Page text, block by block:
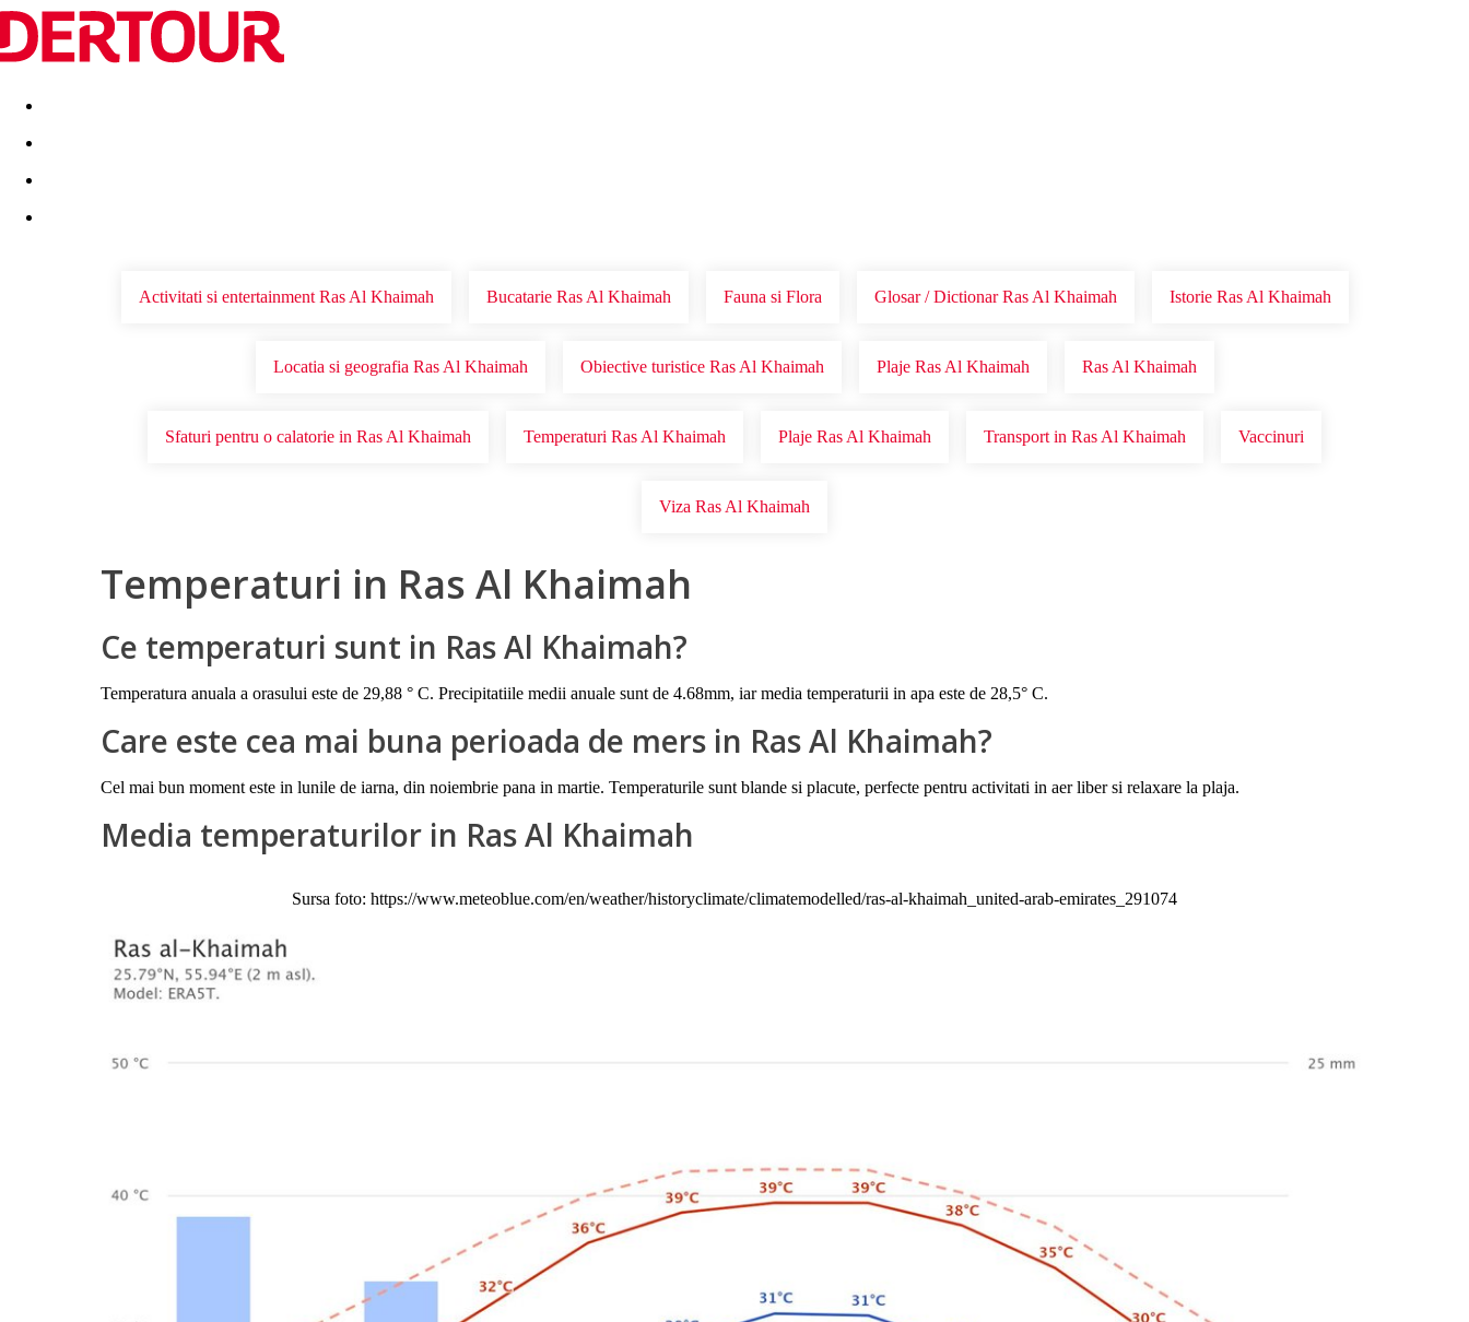
Destinatii Vacanta perfecta OFERTE DE NERATAT
Activitati si entertainment Ras Al Khaimah Bucatarie Ras Al Khaimah Fauna si Flora Glosar / Dictionar Ras Al Khaimah Istorie Ras Al Khaimah
Locatia si geografia Ras Al Khaimah Obiective turistice Ras Al Khaimah Plaje Ras Al Khaimah Ras Al Khaimah
Sfaturi pentru o calatorie in Ras Al Khaimah Temperaturi Ras Al Khaimah Plaje Ras Al Khaimah Transport in Ras Al Khaimah Vaccinuri
Viza Ras Al Khaimah
Temperaturi in Ras Al Khaimah
Ce temperaturi sunt in Ras Al Khaimah?
Temperatura anuala a orasului este de 29,88 ° C. Precipitatiile medii anuale sunt de 4.68mm, iar media temperaturii in apa este de 28,5° C.
Care este cea mai buna perioada de mers in Ras Al Khaimah?
Cel mai bun moment este in lunile de iarna, din noiembrie pana in martie. Temperaturile sunt blande si placute, perfecte pentru activitati in aer liber si relaxare la plaja.
Media temperaturilor in Ras Al Khaimah
Sursa foto: https://www.meteoblue.com/en/weather/historyclimate/climatemodelled/ras-al-khaimah_united-arab-emirates_291074